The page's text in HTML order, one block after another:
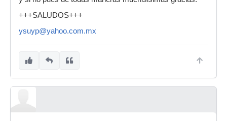
+++SALUDOS+++
ysuyp@yahoo.com.mx